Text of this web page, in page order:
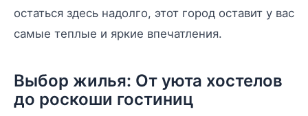
остаться здесь надолго, этот город оставит у вас
самые теплые и яркие впечатления.
Выбор жилья: От уюта хостелов
до роскоши гостиниц